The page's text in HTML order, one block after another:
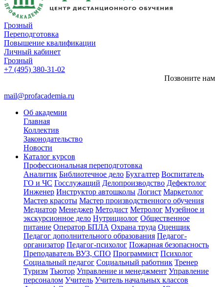
Грозный
Переподготовка
Повышение квалификации
Личный кабинет
Грозный
+7 (495) 380-31-02
Позвоните нам
mail@profacademia.ru
Об академии
Главная
Коллектив
Законодательство
Новости
Каталог курсов
Профессиональная переподготовка
Аналитик Библиотечное дело Бухгалтер Воспитатель
ГО и ЧС Госслужащий Делопроизводство Дефектолог
Инженер Инструктор автошколы Логист Маркетолог
Мастер красоты Мастер производственного обучения
Медиатор Менеджер Методист Метролог Музейное и
экскурсионное дело Нутрициолог Общественное
питание Оператор БПЛА Охрана труда Оценщик
Педагог дополнительного образования Педагог-
организатор Педагог-психолог Пожарная безопасность
Преподаватель ВУЗ, СПО Программист Психолог
Социальный педагог Социальный работник Тренер
Туризм Тьютор Управление и менеджмент Управление
персоналом Учитель Учитель начальных классов